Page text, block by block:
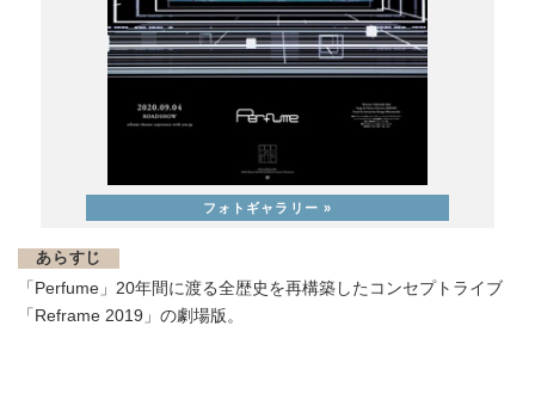
あらすじ
「Perfume」20年間に渡る全歴史を再構築したコンセプトライブ
「Reframe 2019」の劇場版。